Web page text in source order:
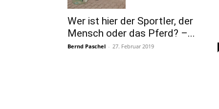
Wer ist hier der Sportler, der
Mensch oder das Pferd? –...
Bernd Paschel - 27. Februar 2019